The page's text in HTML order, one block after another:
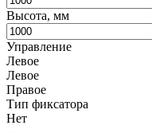
Высота, мм
Управление
Левое
Левое
Правое
Тип фиксатора
Нет